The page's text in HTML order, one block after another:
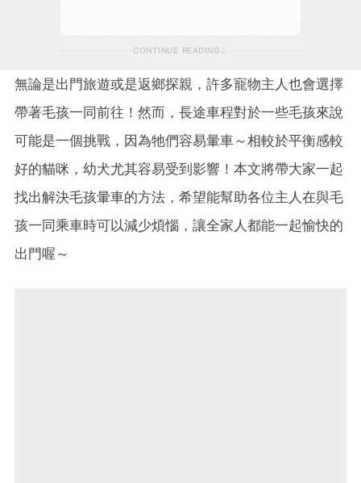
CONTINUE READING
無論是出門旅遊或是返鄉探親，許多寵物主人也會選擇
帶著毛孩一同前往！然而，長途車程對於一些毛孩來說
可能是一個挑戰，因為牠們容易暈車～相較於平衡感較
好的貓咪，幼犬尤其容易受到影響！本文將帶大家一起
找出解決毛孩暈車的方法，希望能幫助各位主人在與毛
孩一同乘車時可以減少煩惱，讓全家人都能一起愉快的
出門喔～